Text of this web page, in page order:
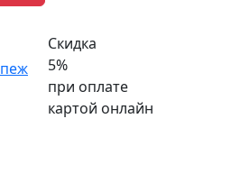
Скидка
5%
при оплате
картой онлайн